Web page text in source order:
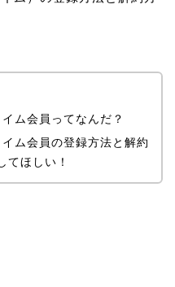
ム会員ってなんだ？
イム会員の登録方法と解約
てほしい！